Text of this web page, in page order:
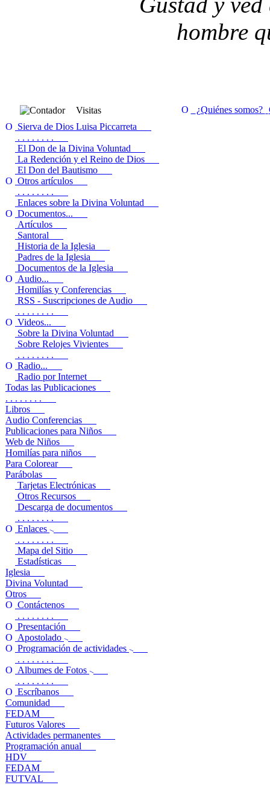
hombre
Visitas ¿Quiénes somos?
Sierva de Dios Luisa Piccarreta
. . . . . . . .
El Don de la Divina Voluntad
La Redención y el Reino de Dios
El Don del Bautismo
Otros artículos
. . . . . . . .
Enlaces sobre la Divina Voluntad
Documentos...
Artículos
Santoral
Historia de la Iglesia
Padres de la Iglesia
Documentos de la Iglesia
Audio...
Homilías y Conferencias
RSS - Suscripciones de Audio
. . . . . . . .
Videos...
Sobre la Divina Voluntad
Sobre Relojes Vivientes
. . . . . . . .
Radio...
Radio por Internet
Todas las Publicaciones
. . . . . . . .
Libros
Audio Conferencias
Publicaciones para Niños
Web de Niños
Homilías para niños
Para Colorear
Parábolas
Tarjetas Electrónicas
Otros Recursos
Descarga de documentos
. . . . . . . .
Enlaces
. . . . . . . .
Mapa del Sitio
Estadísticas
Iglesia
Divina Voluntad
Otros
Contáctenos
. . . . . . . .
Presentación
Apostolado
Programación de actividades
. . . . . . . .
Albumes de Fotos
. . . . . . . .
Escríbanos
Comunidad
FEDAM
Futuros Valores
Actividades permanentes
Programación anual
HDV
FEDAM
FUTVAL